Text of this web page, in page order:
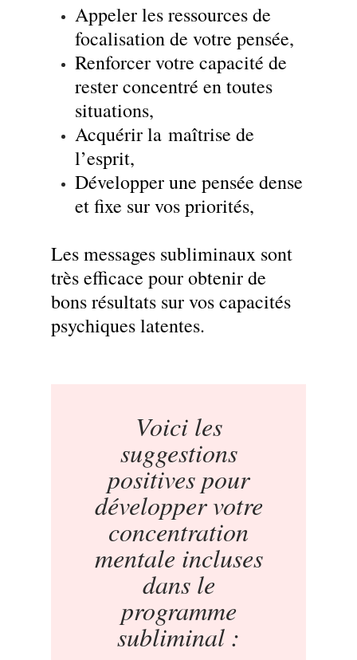
Appeler les ressources de
focalisation de votre pensée,
Renforcer votre capacité de
rester concentré en toutes
situations,
Acquérir la maîtrise de
l’esprit,
Développer une pensée dense
et fixe sur vos priorités,
Les messages subliminaux sont
très efficace pour obtenir de
bons résultats sur vos capacités
psychiques latentes.
Voici les
suggestions
positives pour
développer votre
concentration
mentale incluses
dans le
programme
subliminal :